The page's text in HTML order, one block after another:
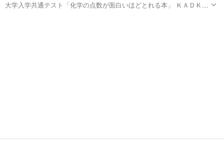
大学入学共通テスト「化学の点数が面白いほどとれる本」 ＫＡＤＫＡ